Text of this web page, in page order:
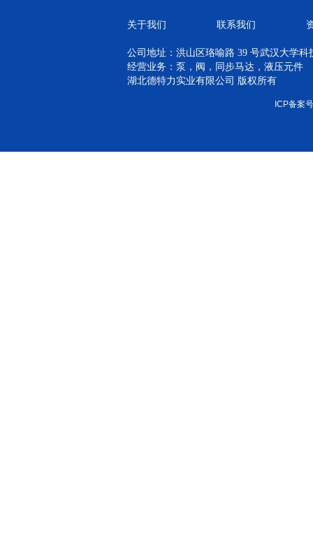
关于我们 联系我们
公司地址：洪山区珞喻路 39 号武汉大学科
经营业务：泵，阀，同步马达，液压元件
湖北德特力实业有限公司 版权所有
ICP备案